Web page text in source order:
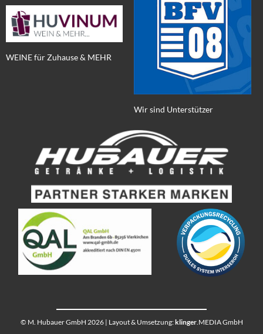
WEINE für Zuhause & MEHR
Wir sind Unterstützer
© M. Hubauer GmbH 2026 | Layout & Umsetzung:klinger.MEDIA GmbH